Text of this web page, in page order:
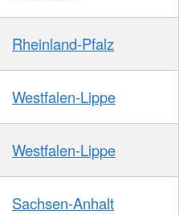
Rheinland-Pfalz
Westfalen-Lippe
Westfalen-Lippe
Sachsen-Anhalt